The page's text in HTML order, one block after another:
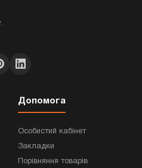
Допомога
Особистий кабінет
Закладки
Порівняння товарів